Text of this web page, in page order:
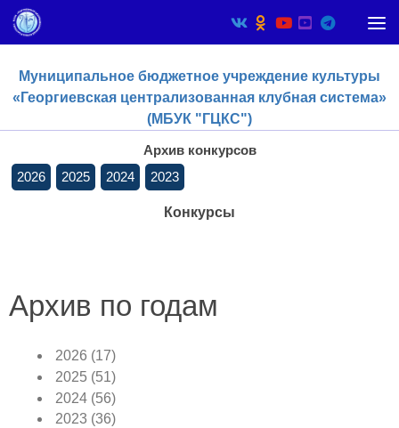
Skip to content
Муниципальное бюджетное учреждение культуры
«Георгиевская централизованная клубная система»
(МБУК "ГЦКС")
Архив конкурсов
2026
2025 2024 2023
Конкурсы
Архив по годам
2026 (17)
2025 (51)
2024 (56)
2023 (36)